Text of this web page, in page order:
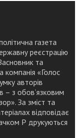
газета
реєстрацію
та
«Голос
авторів
– з обов’язковим
За зміст та
відповідає
Р друкуються